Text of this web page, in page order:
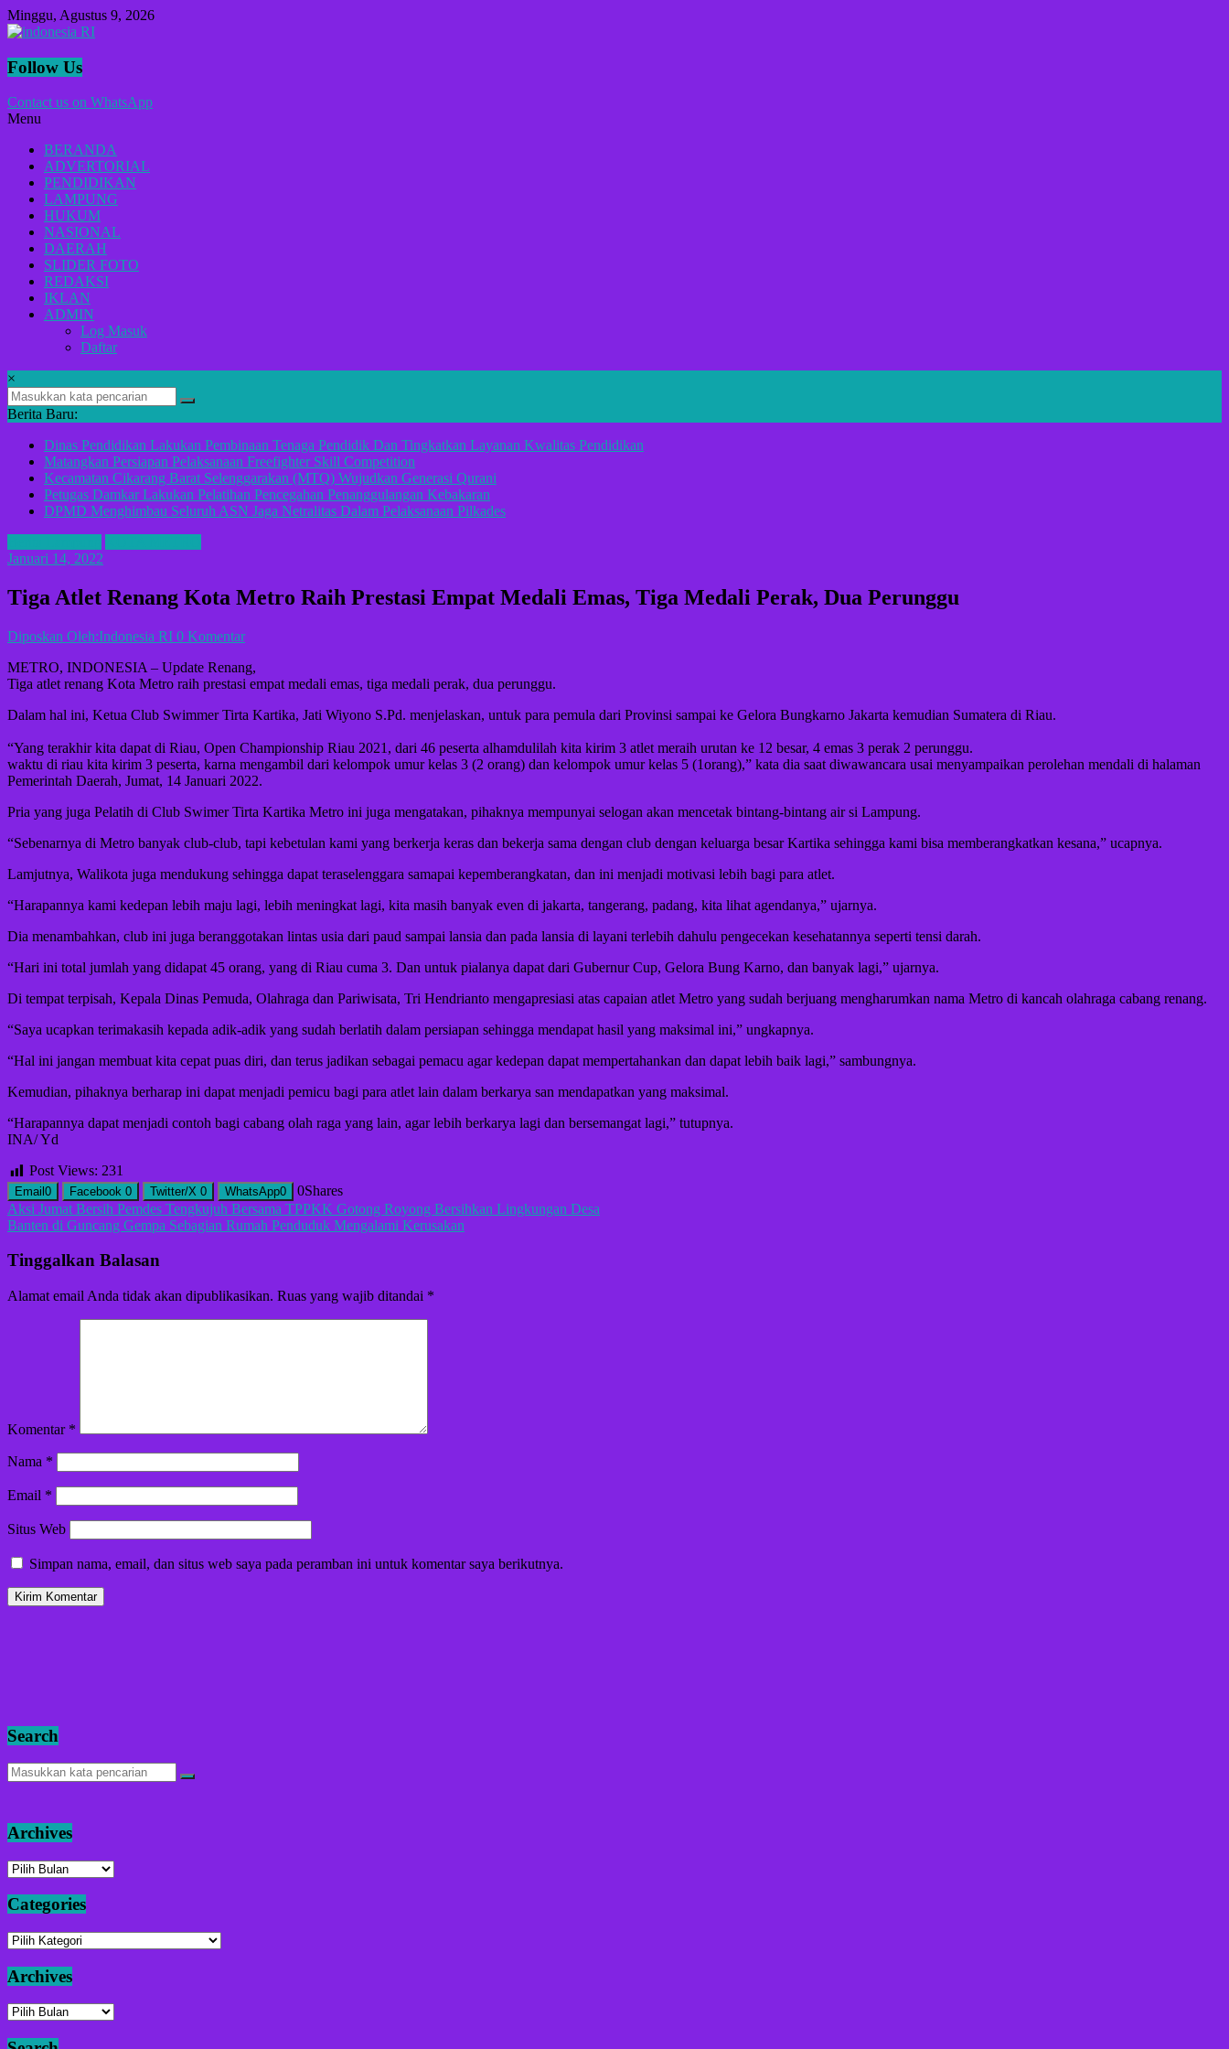
Lompat
ke
Minggu, Agustus 9, 2026
indonesia
Lugas
Menyikap
Berita,Terpercaya
Dan
Tegas
Follow Us
Contact us on WhatsApp
Menu
BERANDA
ADVERTORIAL
PENDIDIKAN
LAMPUNG
HUKUM
NASIONAL
DAERAH
SLIDER FOTO
REDAKSI
IKLAN
ADMIN
Log Masuk
Daftar
×
Berita Baru:
Dinas Pendidikan Lakukan Pembinaan Tenaga Pendidik Dan Tingkatkan Layanan Kwalitas Pendidikan
Matangkan Persiapan Pelaksanaan Freefighter Skill Competition
Kecamatan Cikarang Barat Selenggarakan (MTQ) Wujudkan Generasi Qurani
Petugas Damkar Lakukan Pelatihan Pencegahan Penanggulangan Kebakaran
DPMD Menghimbau Seluruh ASN Jaga Netralitas Dalam Pelaksanaan Pilkades
Januari 14, 2022
Tiga Atlet Renang Kota Metro Raih Prestasi Empat Medali Emas, Tiga Medali Perak, Dua Perunggu
Diposkan Oleh:Indonesia RI 0 Komentar
METRO, INDONESIA – Update Renang,
Tiga atlet renang Kota Metro raih prestasi empat medali emas, tiga medali perak, dua perunggu.
Dalam hal ini, Ketua Club Swimmer Tirta Kartika, Jati Wiyono S.Pd. menjelaskan, untuk para pemula dari Provinsi sampai ke Gelora Bungkarno Jakarta kemudian Sumatera di Riau.
“Yang terakhir kita dapat di Riau, Open Championship Riau 2021, dari 46 peserta alhamdulilah kita kirim 3 atlet meraih urutan ke 12 besar, 4 emas 3 perak 2 perunggu.
waktu di riau kita kirim 3 peserta, karna mengambil dari kelompok umur kelas 3 (2 orang) dan kelompok umur kelas 5 (1orang),” kata dia saat diwawancara usai menyampaikan perolehan mendali di halaman
Pemerintah Daerah, Jumat, 14 Januari 2022.
Pria yang juga Pelatih di Club Swimer Tirta Kartika Metro ini juga mengatakan, pihaknya mempunyai selogan akan mencetak bintang-bintang air si Lampung.
“Sebenarnya di Metro banyak club-club, tapi kebetulan kami yang berkerja keras dan bekerja sama dengan club dengan keluarga besar Kartika sehingga kami bisa memberangkatkan kesana,” ucapnya.
Lamjutnya, Walikota juga mendukung sehingga dapat teraselenggara samapai kepemberangkatan, dan ini menjadi motivasi lebih bagi para atlet.
“Harapannya kami kedepan lebih maju lagi, lebih meningkat lagi, kita masih banyak even di jakarta, tangerang, padang, kita lihat agendanya,” ujarnya.
Dia menambahkan, club ini juga beranggotakan lintas usia dari paud sampai lansia dan pada lansia di layani terlebih dahulu pengecekan kesehatannya seperti tensi darah.
“Hari ini total jumlah yang didapat 45 orang, yang di Riau cuma 3. Dan untuk pialanya dapat dari Gubernur Cup, Gelora Bung Karno, dan banyak lagi,” ujarnya.
Di tempat terpisah, Kepala Dinas Pemuda, Olahraga dan Pariwisata, Tri Hendrianto mengapresiasi atas capaian atlet Metro yang sudah berjuang mengharumkan nama Metro di kancah olahraga cabang renang.
“Saya ucapkan terimakasih kepada adik-adik yang sudah berlatih dalam persiapan sehingga mendapat hasil yang maksimal ini,” ungkapnya.
“Hal ini jangan membuat kita cepat puas diri, dan terus jadikan sebagai pemacu agar kedepan dapat mempertahankan dan dapat lebih baik lagi,” sambungnya.
Kemudian, pihaknya berharap ini dapat menjadi pemicu bagi para atlet lain dalam berkarya san mendapatkan yang maksimal.
“Harapannya dapat menjadi contoh bagi cabang olah raga yang lain, agar lebih berkarya lagi dan bersemangat lagi,” tutupnya.
INA/ Yd
Post Views: 231
Email0 Facebook 0 Twitter/X 0 WhatsApp0 0Shares
Navigasi
pos
Aksi Jumat Bersih Pemdes Tengkujuh Bersama TPPKK Gotong Royong Bersihkan Lingkungan Desa
Banten di Guncang Gempa Sebagian Rumah Penduduk Mengalami Kerusakan
Tinggalkan Balasan
Alamat email Anda tidak akan dipublikasikan. Ruas yang wajib ditandai *
Komentar *
Nama *
Email *
Situs Web
Simpan nama, email, dan situs web saya pada peramban ini untuk komentar saya berikutnya.
Search
Archives
Archives
Categories
Categories
Archives
Archives